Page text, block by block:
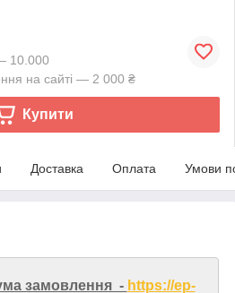
10.000
на сайті — 2 000 ₴
Купити
Доставка Оплата Умови
замовлення - https://ep-